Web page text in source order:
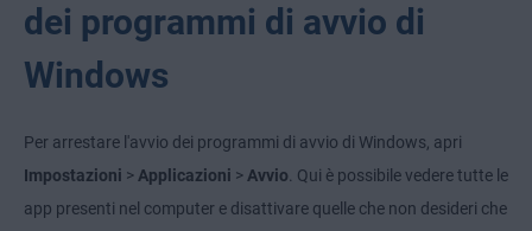
dei programmi di avvio di
Windows
Per arrestare l'avvio dei programmi di avvio di Windows, apri
Impostazioni > Applicazioni > Avvio. Qui è possibile vedere tutte le
app presenti nel computer e disattivare quelle che non desideri che